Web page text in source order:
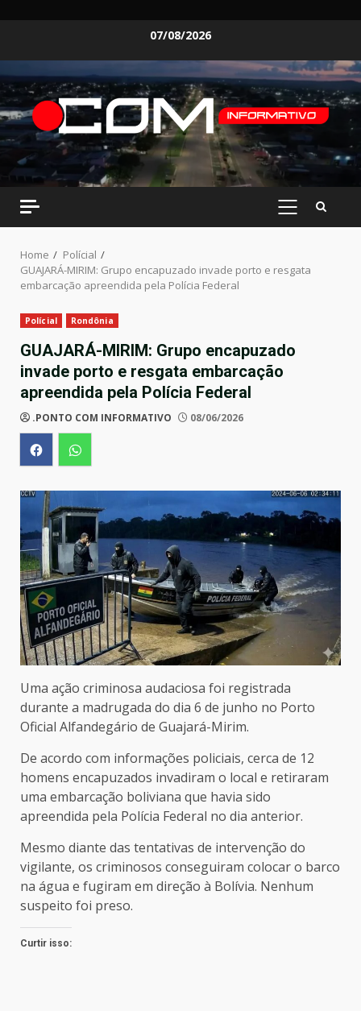
07/08/2026
PRIMARY
Home
Polícial
GUAJARÁ-MIRIM: Grupo encapuzado invade porto e resgata
embarcação apreendida pela Polícia Federal
Polícial Rondônia
GUAJARÁ-MIRIM: Grupo encapuzado
invade porto e resgata embarcação
apreendida pela Polícia Federal
.PONTO COM INFORMATIVO 08/06/2026
Uma ação criminosa audaciosa foi registrada
durante a madrugada do dia 6 de junho no Porto
Oficial Alfandegário de Guajará-Mirim.
De acordo com informações policiais, cerca de 12
homens encapuzados invadiram o local e retiraram
uma embarcação boliviana que havia sido
apreendida pela Polícia Federal no dia anterior.
Mesmo diante das tentativas de intervenção do
vigilante, os criminosos conseguiram colocar o barco
na água e fugiram em direção à Bolívia. Nenhum
suspeito foi preso.
Curtir isso: